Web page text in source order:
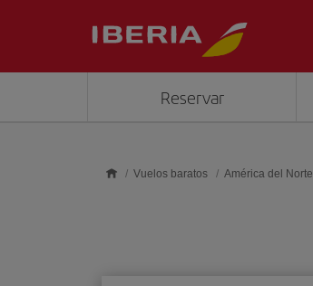
Reservar
Vuelos baratos América del Norte